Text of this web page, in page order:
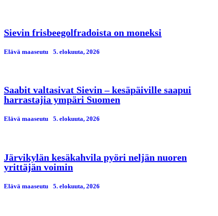
Sievin frisbeegolfradoista on moneksi
Elävä maaseutu 5. elokuuta, 2026
Saabit valtasivat Sievin – kesäpäiville saapui
harrastajia ympäri Suomen
Elävä maaseutu 5. elokuuta, 2026
Järvikylän kesäkahvila pyöri neljän nuoren
yrittäjän voimin
Elävä maaseutu 5. elokuuta, 2026